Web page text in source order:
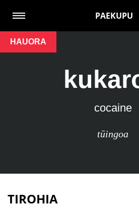
PAEKUPU
HAUORA
cocaine
tūingoa
TIROHIA